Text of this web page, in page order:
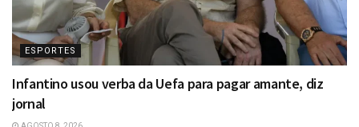
ESPORTES
Infantino usou verba da Uefa para pagar amante, diz
jornal